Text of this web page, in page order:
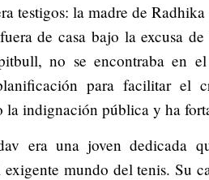
testigos: la madre de
de casa bajo la excusa
no se encontraba en
para facilitar el
la indignación pública y ha
era una joven dedicada
mundo del tenis. Su